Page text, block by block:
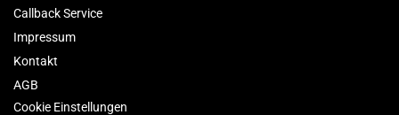
Callback Service
Impressum
Kontakt
AGB
Cookie Einstellungen